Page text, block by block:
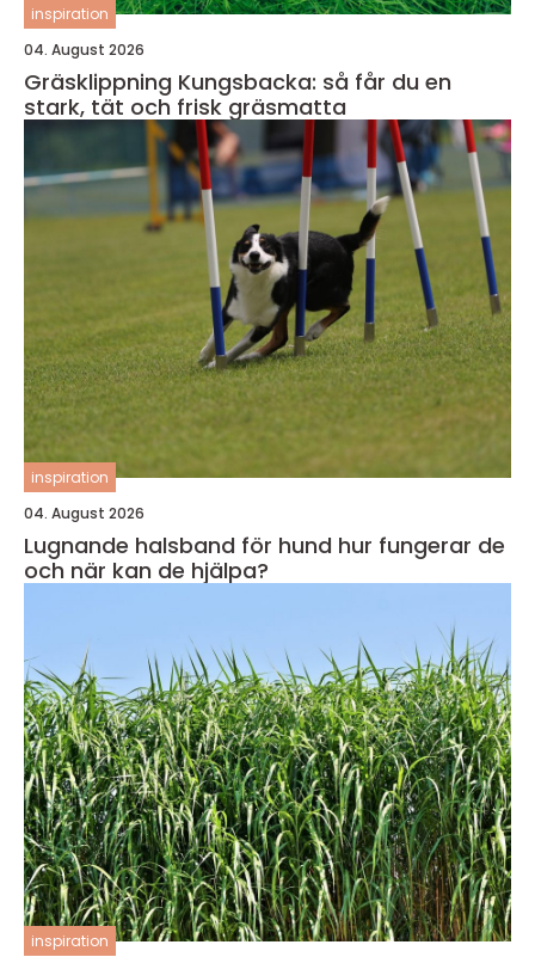
inspiration
04. August 2026
Gräsklippning Kungsbacka: så får du en
stark, tät och frisk gräsmatta
inspiration
04. August 2026
Lugnande halsband för hund hur fungerar de
och när kan de hjälpa?
inspiration